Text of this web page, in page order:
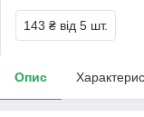
143 ₴ від 5 шт.
Опис